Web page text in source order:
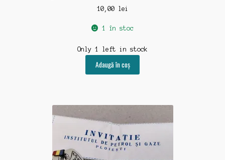
10,00 lei
1 în stoc
Only 1 left in stock
Adaugă în coș